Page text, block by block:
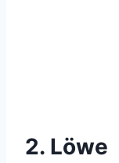
2. Löwe